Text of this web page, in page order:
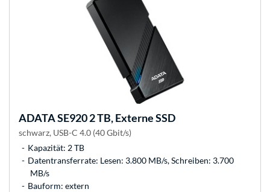
ADATASE920 2 TB, Externe SSD
schwarz, USB-C 4.0 (40 Gbit/s)
Kapazität: 2 TB
Datentransferrate: Lesen: 3.800 MB/s, Schreiben: 3.700
MB/s
Bauform: extern